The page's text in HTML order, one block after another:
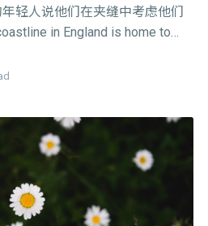
轻人说他们在夹缝中考虑他们
in England is home to
but also poorest places in